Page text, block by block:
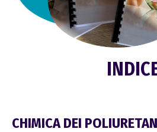
CHIMICA DEI